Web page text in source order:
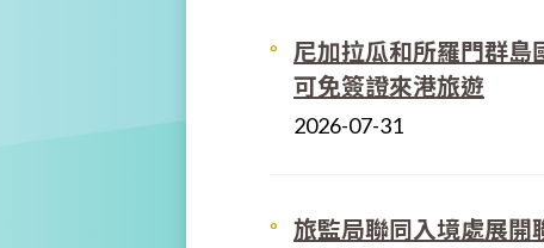
尼加拉瓜和所羅門群島
可免簽證來港旅遊
2026-07-31
旅監局聯同入境處展